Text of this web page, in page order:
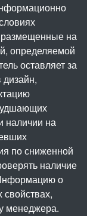
на
определяемой
оставляет за
наличии на
по сниженной
наличие
о
свойствах,
менеджера.